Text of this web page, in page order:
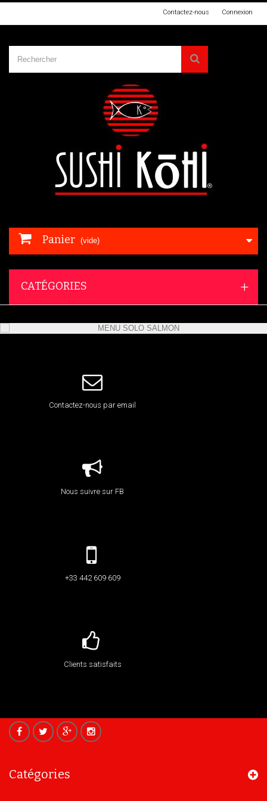
Connexion
Contactez-nous
Panier (vide)
CATÉGORIES
Contactez-nous par email
Nous suivre sur FB
+33 442 609 609
Clients satisfaits
Catégories